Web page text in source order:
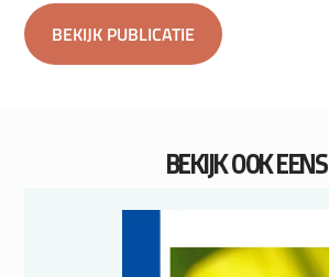
BEKIJK PUBLICATIE
BEKIJK OOK EENS